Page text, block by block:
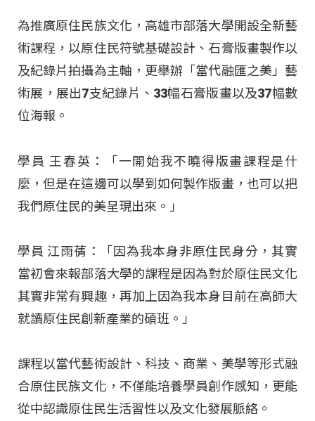
為推廣原住民族文化，高雄市部落大學開設全新藝
術課程，以原住民符號基礎設計、石膏版畫製作以
及紀錄片拍攝為主軸，更舉辦「當代融匯之美」藝
術展，展出7支紀錄片、33幅石膏版畫以及37幅數
位海報。
學員 王春英：「一開始我不曉得版畫課程是什
麼，但是在這邊可以學到如何製作版畫，也可以把
我們原住民的美呈現出來。」
學員 江雨蒨：「因為我本身非原住民身分，其實
當初會來報部落大學的課程是因為對於原住民文化
其實非常有興趣，再加上因為我本身目前在高師大
就讀原住民創新產業的碩班。」
課程以當代藝術設計、科技、商業、美學等形式融
合原住民族文化，不僅能培養學員創作感知，更能
從中認識原住民生活習性以及文化發展脈絡。